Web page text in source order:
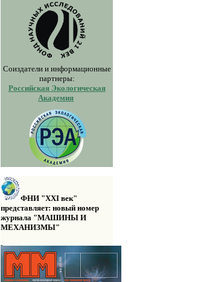
Соиздатели и информационные
партнеры:
Российская Экологическая
Академия
ФНИ "XXI век"
представляет: новый номер
журнала "МАШИНЫ И
МЕХАНИЗМЫ"